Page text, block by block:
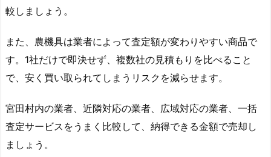
較しましょう。
また、農機具は業者によって査定額が変わりやすい商品で
す。1社だけで即決せず、複数社の見積もりを比べること
で、安く買い取られてしまうリスクを減らせます。
宮田村内の業者、近隣対応の業者、広域対応の業者、一括
査定サービスをうまく比較して、納得できる金額で売却し
ましょう。